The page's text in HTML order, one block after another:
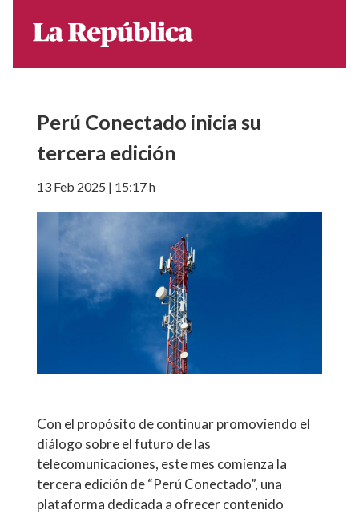
Perú Conectado inicia su
tercera edición
13 Feb 2025 | 15:17 h
Con el propósito de continuar promoviendo el
diálogo sobre el futuro de las
telecomunicaciones, este mes comienza la
tercera edición de “Perú Conectado”, una
plataforma dedicada a ofrecer contenido